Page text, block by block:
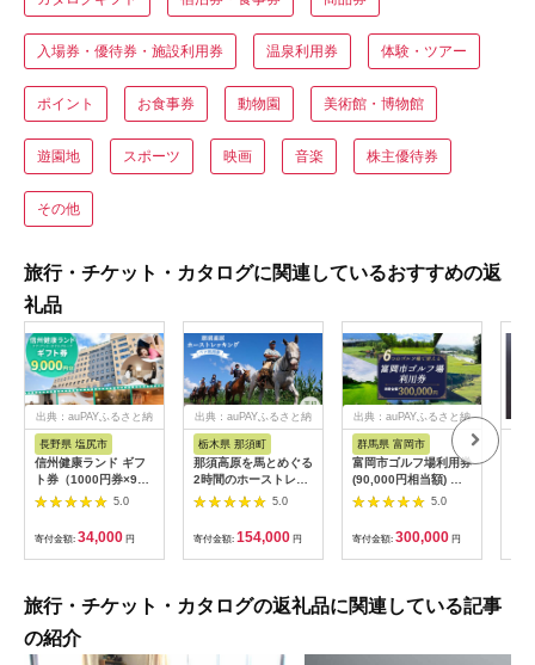
入場券・優待券・施設利用券 温泉利用券 体験・ツアー
ポイント お食事券 動物園 美術館・博物館
遊園地 スポーツ 映画 音楽 株主優待券
その他
旅行・チケット・カタログに関連しているおすすめの返
礼品
出典：auPAYふるさと納
長野県 塩尻市
信州健康ランド ギフ
ト券（1000円券×9
枚） | 信州健康ランド
サウナ 大浴場 ボディ
ケア リラクゼーショ
ン 施設 宿泊 家族連れ
長野県 塩尻市
5.0
寄付金額: 34,000 円
出典：auPAYふるさと納
栃木県 那須町
那須高原を馬とめぐる
2時間のホーストレッ
キング 外乗ペア利用
券【平日限定】チケッ
ト 利用券 ペア 体験
乗馬 初心者歓迎〔P-
100〕
5.0
寄付金額: 154,000 円
出典：auPAYふるさと納
群馬県 富岡市
富岡市ゴルフ場利用券
(90,000円相当額) ゴ
ルフ チケット 平日 土
日 祝日 プレー券 関東
群馬県 首都圏 F20E-
350
5.0
寄付金額: 300,000 円
旅行・チケット・カタログの返礼品に関連している記事
の紹介